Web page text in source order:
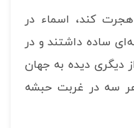
کند، اسماء در
ساده داشتند و در
دیگری دیده به جهان
هر سه در غربت حبشه